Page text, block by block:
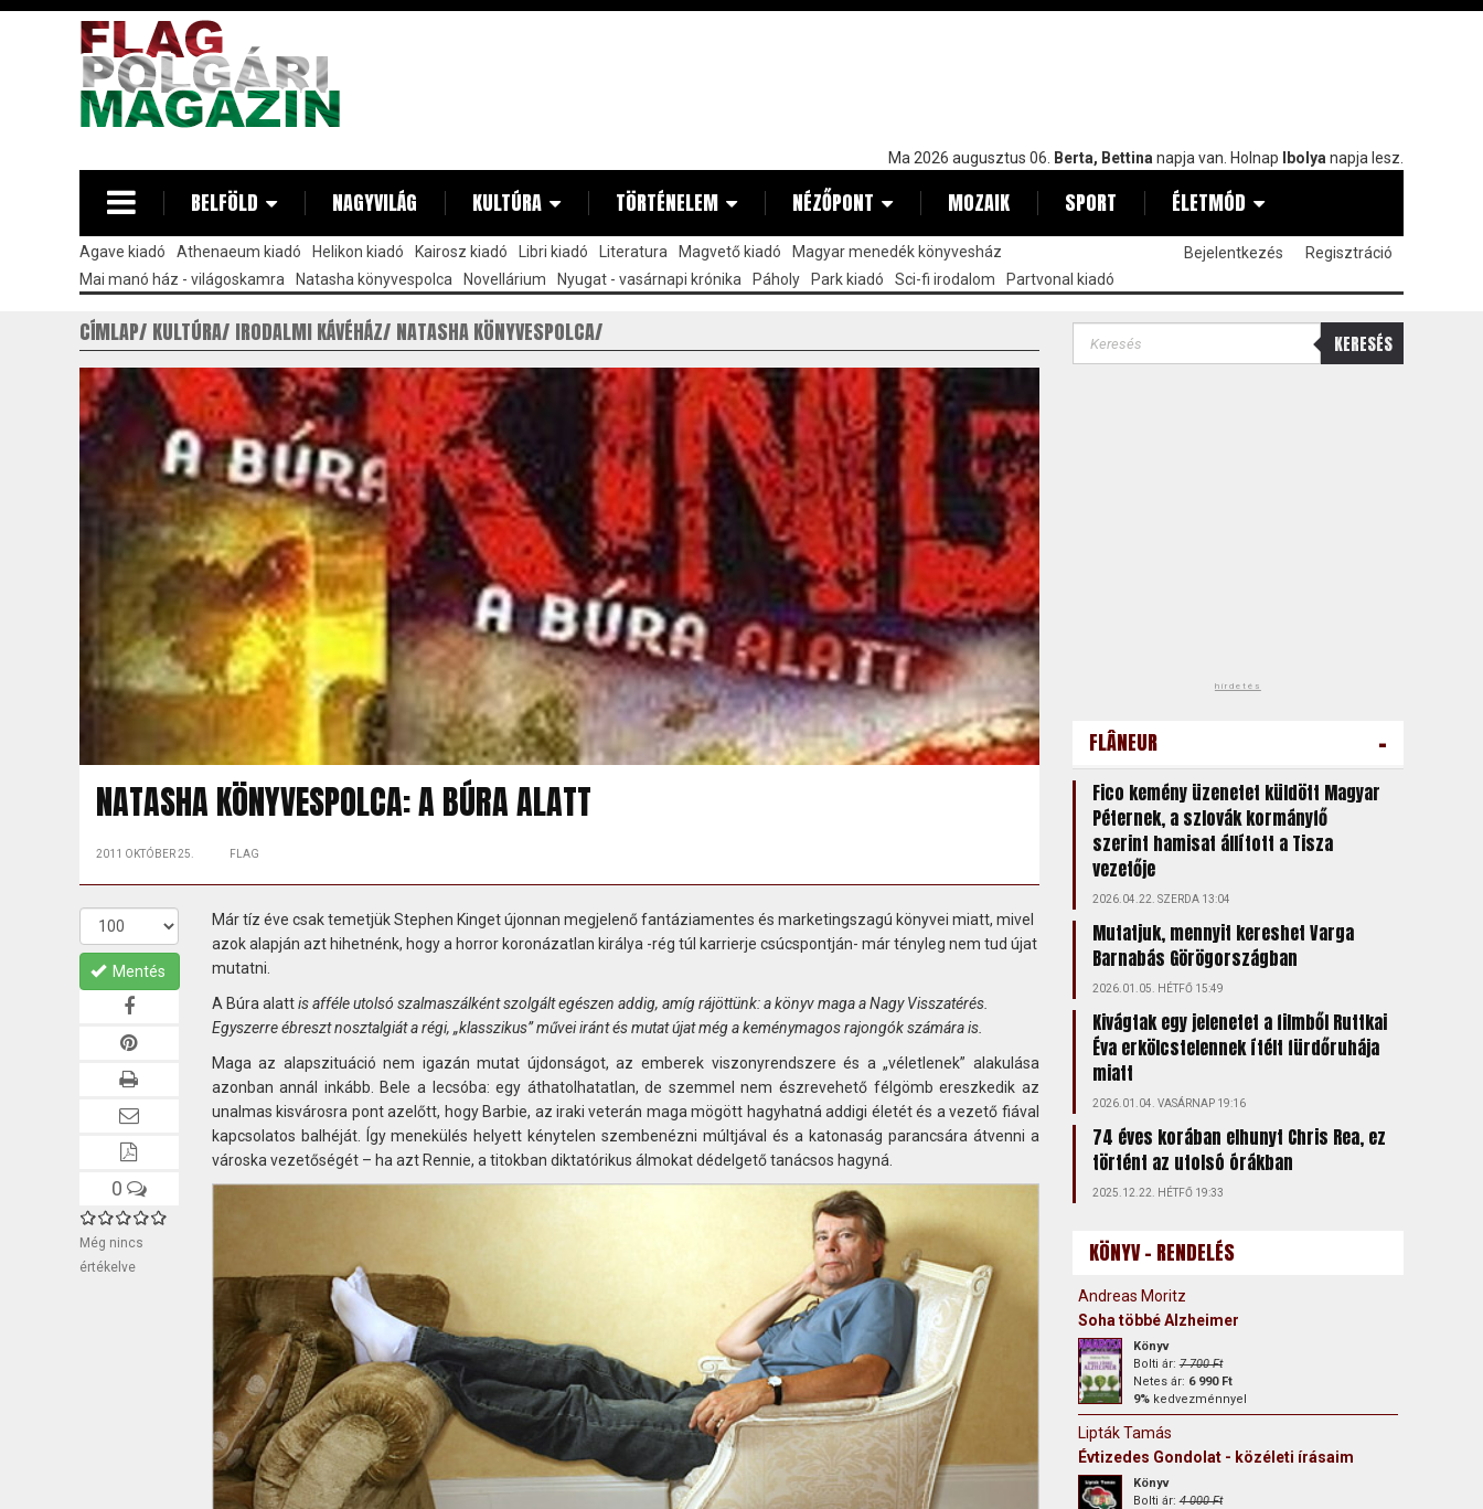
Ma 2026 augusztus 06. Berta, Bettina napja van. Holnap Ibolya napja lesz.
BELFÖLD NAGYVILÁG KULTÚRA TÖRTÉNELEM NÉZŐPONT MOZAIK SPORT ÉLETMÓD
Agave kiadó Athenaeum kiadó Helikon kiadó Kairosz kiadó Libri kiadó Literatura Magvető kiadó
Magyar menedék könyvesház
Mai manó ház - világoskamra
Natasha könyvespolca Novellárium Nyugat - vasárnapi krónika Páholy Park kiadó Sci-fi irodalom Partvonal kiadó
Bejelentkezés Regisztráció
CÍMLAP KULTÚRA IRODALMI KÁVÉHÁZ NATASHA KÖNYVESPOLCA
NATASHA KÖNYVESPOLCA: A BÚRA ALATT
2011 OKTÓBER 25. FLAG
Mentés
0
Még nincs
értékelve
Már tíz éve csak temetjük Stephen Kinget újonnan megjelenő fantáziamentes és marketingszagú könyvei miatt, mivel
azok alapján azt hihetnénk, hogy a horror koronázatlan királya -rég túl karrierje csúcspontján- már tényleg nem tud újat
mutatni.
A Búra alattis afféle utolsó szalmaszálként szolgált egészen addig, amíg rájöttünk: a könyv maga a Nagy Visszatérés.
Egyszerre ébreszt nosztalgiát a régi, „klasszikus” művei iránt és mutat újat még a keménymagos rajongók számára is.
Maga az alapszituáció nem igazán mutat újdonságot, az emberek viszonyrendszere és a „véletlenek” alakulása
azonban annál inkább. Bele a lecsóba: egy áthatolhatatlan, de szemmel nem észrevehető félgömb ereszkedik az
unalmas kisvárosra pont azelőtt, hogy Barbie, az iraki veterán maga mögött hagyhatná addigi életét és a vezető fiával
kapcsolatos balhéját. Így menekülés helyett kénytelen szembenézni múltjával és a katonaság parancsára átvenni a
városka vezetőségét – ha azt Rennie, a titokban diktatórikus álmokat dédelgető tanácsos hagyná.
KERESÉS
hirdetés
FLÂNEUR -
Fico kemény üzenetet küldött Magyar
Péternek, a szlovák kormányfő
szerint hamisat állított a Tisza
vezetője
2026.04.22. SZERDA 13:04
Mutatjuk, mennyit kereshet Varga
Barnabás Görögországban
2026.01.05. HÉTFŐ 15:49
Kivágtak egy jelenetet a filmből Ruttkai
Éva erkölcstelennek ítélt fürdőruhája
miatt
2026.01.04. VASÁRNAP 19:16
74 éves korában elhunyt Chris Rea, ez
történt az utolsó órákban
2025.12.22. HÉTFŐ 19:33
KÖNYV - RENDELÉS
Andreas Moritz
Soha többé Alzheimer
Könyv
Bolti ár:7 700 Ft
Netes ár: 6 990 Ft
9%kedvezménnyel
Lipták Tamás
Évtizedes Gondolat - közéleti írásaim
Könyv
Bolti ár:4 000 Ft